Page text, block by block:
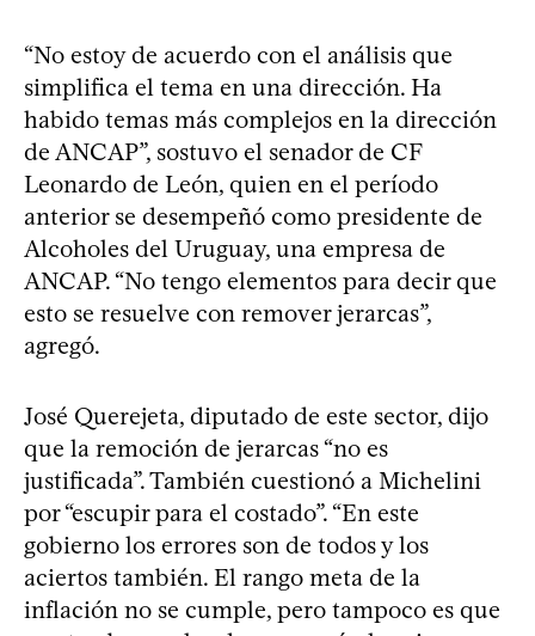
“No estoy de acuerdo con el análisis que
simplifica el tema en una dirección. Ha
habido temas más complejos en la dirección
de ANCAP”, sostuvo el senador de CF
Leonardo de León, quien en el período
anterior se desempeñó como presidente de
Alcoholes del Uruguay, una empresa de
ANCAP. “No tengo elementos para decir que
esto se resuelve con remover jerarcas”,
agregó.
José Querejeta, diputado de este sector, dijo
que la remoción de jerarcas “no es
justificada”. También cuestionó a Michelini
por “escupir para el costado”. “En este
gobierno los errores son de todos y los
aciertos también. El rango meta de la
inflación no se cumple, pero tampoco es que